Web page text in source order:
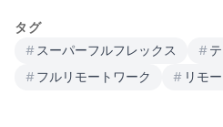
タグ
#スーパーフルフレックス #
#フルリモートワーク # リモ